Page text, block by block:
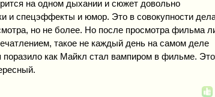
на одном дыхании и сюжет довольно
и спецэффекты и юмор. Это в совокупности
но не более. Но после просмотра фильма
такое не каждый день на самом деле
как Майкл стал вампиром в фильме.